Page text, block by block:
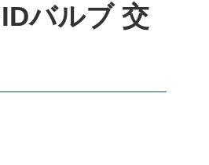
バルブ 交